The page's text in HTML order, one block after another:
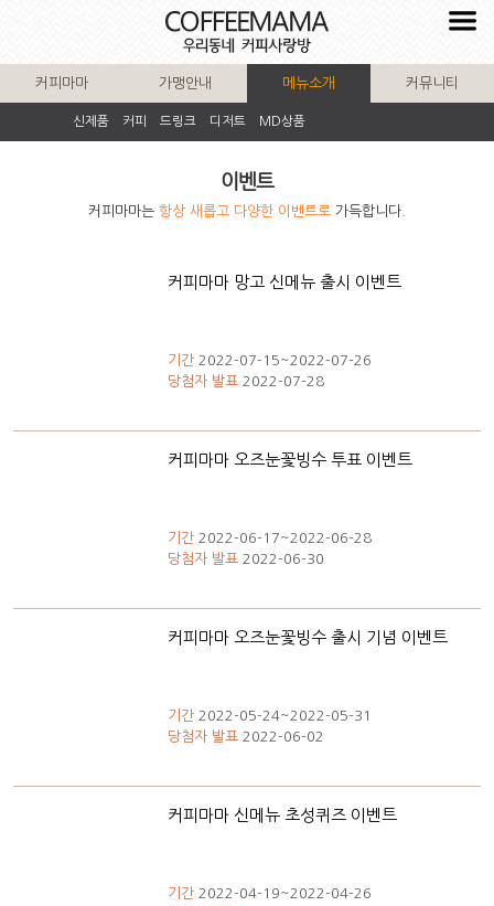
커피마마 가맹안내 메뉴소개
신제품 커피 드링크 디저트 MD상품
커뮤니티
이벤트
커피마마는 항상 새롭고 다양한 이벤트로 가득합니다.
커피마마 망고 신메뉴 출시 이벤트
기간 2022-07-15~2022-07-26
당첨자 발표 2022-07-28
커피마마 오즈눈꽃빙수 투표 이벤트
기간 2022-06-17~2022-06-28
당첨자 발표 2022-06-30
커피마마 오즈눈꽃빙수 출시 기념 이벤트
기간 2022-05-24~2022-05-31
당첨자 발표 2022-06-02
커피마마 신메뉴 초성퀴즈 이벤트
기간 2022-04-19~2022-04-26